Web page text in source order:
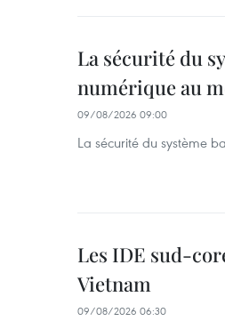
La sécurité du
numérique au
09/08/2026 09:00
La sécurité du système
Les IDE sud-
Vietnam
09/08/2026 06:30